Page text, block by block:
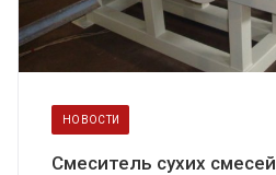
НОВОСТИ
Смеситель сухих